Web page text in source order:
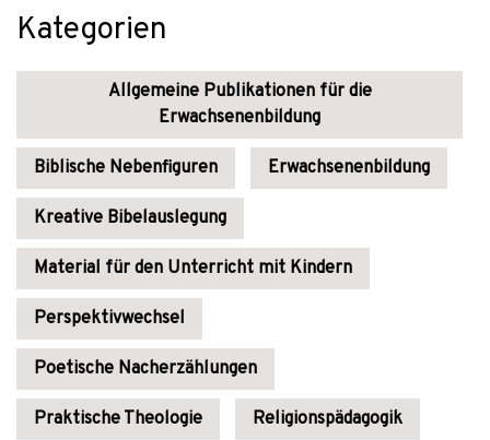
Kategorien
Allgemeine Publikationen für die
Erwachsenenbildung
Biblische Nebenfiguren Erwachsenenbildung
Kreative Bibelauslegung
Material für den Unterricht mit Kindern
Perspektivwechsel
Poetische Nacherzählungen
Praktische Theologie Religionspädagogik